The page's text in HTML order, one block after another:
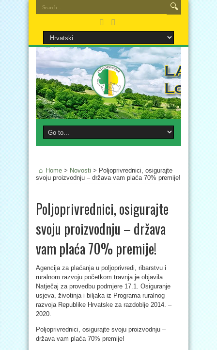
Home > Novosti > Poljoprivrednici, osigurajte
svoju proizvodnju – država vam plaća 70% premije!
Poljoprivrednici, osigurajte
svoju proizvodnju – država
vam plaća 70% premije!
Agencija za plaćanja u poljoprivredi, ribarstvu i
ruralnom razvoju početkom travnja je objavila
Natječaj za provedbu podmjere 17.1. Osiguranje
usjeva, životinja i biljaka iz Programa ruralnog
razvoja Republike Hrvatske za razdoblje 2014. –
2020.
Poljoprivrednici, osigurajte svoju proizvodnju –
država vam plaća 70% premije!